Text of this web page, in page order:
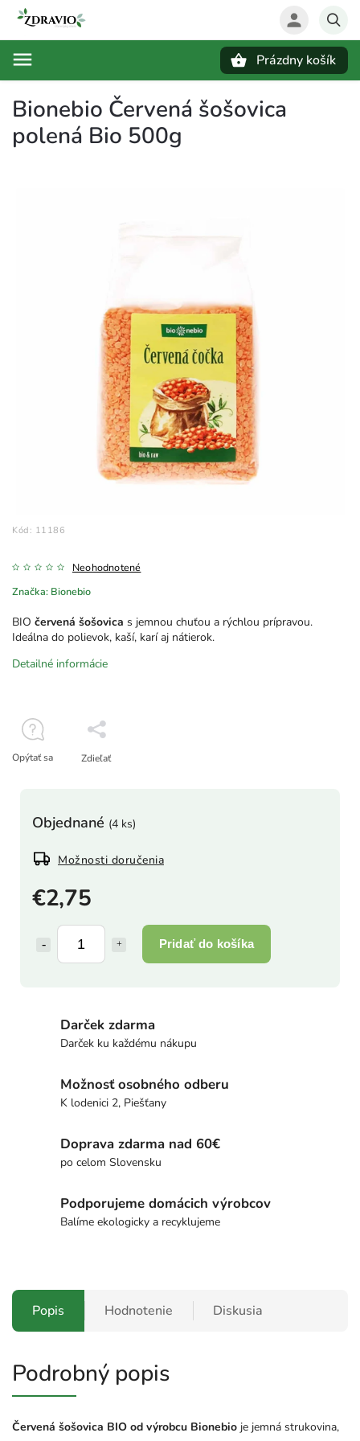
Prázdny košík
Bionebio Červená šošovica
polená Bio 500g
Kód: 11186
Neohodnotené
Značka: Bionebio
€2,75
Pridať do košíka
Objednané (4 ks)
Možnosti doručenia
BIO červená šošovica s jemnou chuťou a rýchlou prípravou.
Ideálna do polievok, kaší, karí aj nátierok.
Detailné informácie
Opýtať sa Zdieľať
Darček zdarma
Darček ku každému nákupu
Možnosť osobného odberu
K lodenici 2, Piešťany
Doprava zdarma nad 60€
po celom Slovensku
Podporujeme domácich výrobcov
Balíme ekologicky a recyklujeme
Popis Hodnotenie Diskusia
Podrobný popis
Červená šošovica BIO od výrobcu Bionebio je jemná strukovina,